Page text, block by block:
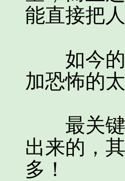
能直接把
如今的
加恐怖的
最关键
出来的，
多！